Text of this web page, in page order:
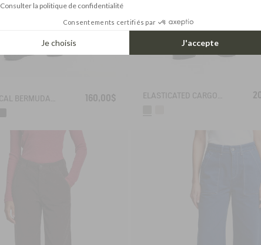
160,00$ ELASTICATED CARGO PANTS UVC DRY FAST TEXTILE®
Consulter la politique de confidentialité
Consentements certifiés par
Je choisis J'accepte